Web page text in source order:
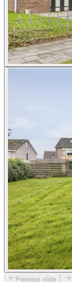
Previous slide